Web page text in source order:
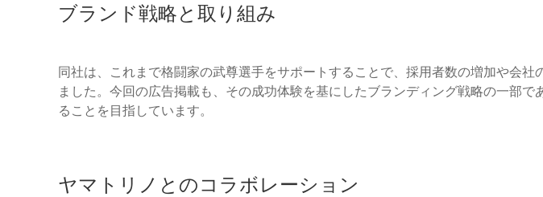
ブランド戦略と取り組み
同社は、これまで格闘家の武尊選手をサポートすることで、採用者数の増加や会社
ました。今回の広告掲載も、その成功体験を基にしたブランディング戦略の一部で
ることを目指しています。
ヤマトリノとのコラボレーション